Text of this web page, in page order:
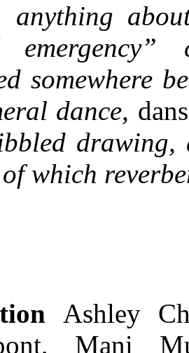
anything
somewhere
dance,
which
Ashley
Mani